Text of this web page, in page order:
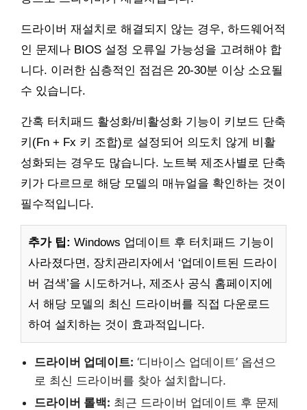
드라이버 재설치로 해결되지 않는 경우, 하드웨어적
인 문제나 BIOS 설정 오류일 가능성을 고려해야 합
니다. 이러한 심층적인 점검은 20-30분 이상 소요될
수 있습니다.
간혹 터치패드 활성화/비활성화 기능이 키보드 단축
키(Fn + Fx 키 조합)로 설정되어 의도치 않게 비활
성화되는 경우도 많습니다. 노트북 제조사별로 단축
키가 다르므로 해당 모델의 매뉴얼을 확인하는 것이
필수적입니다.
추가 팁: Windows 업데이트 후 터치패드 기능이
사라졌다면, 장치관리자에서 ‘업데이트된 드라이
버 검색’을 시도하거나, 제조사 공식 홈페이지에
서 해당 모델의 최신 드라이버를 직접 다운로드
하여 설치하는 것이 효과적입니다.
드라이버 업데이트: ‘디바이스 업데이트’ 옵션으
로 최신 드라이버를 찾아 설치합니다.
드라이버 롤백: 최근 드라이버 업데이트 후 문제